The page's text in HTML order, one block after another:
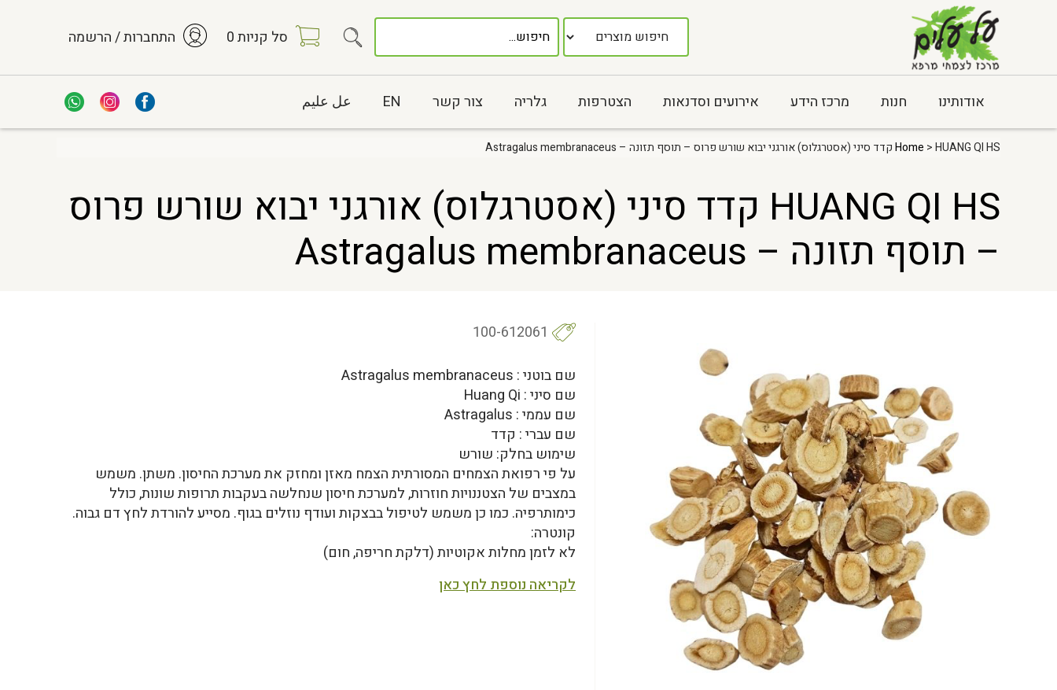
סל קניות0 התחברות / הרשמה
אודותינו חנות מרכז הידע אירועים וסדנאות הצטרפות גלריה צור קשר EN عل عليم
Home > HUANG QI HS קדד סיני (אסטרגלוס) אורגני יבוא שורש פרוס – תוסף תזונה – Astragalus membranaceus
HUANG QI HS קדד סיני (אסטרגלוס) אורגני יבוא שורש פרוס
– תוסף תזונה – Astragalus membranaceus
100-612061
שם בוטני : Astragalus membranaceus
שם סיני : Huang Qi
שם עממי : Astragalus
שם עברי : קדד
שימוש בחלק: שורש
על פי רפואת הצמחים המסורתית הצמח מאזן ומחזק את מערכת החיסון. משתן. משמש
במצבים של הצטננויות חוזרות, למערכת חיסון שנחלשה בעקבות תרופות שונות, כולל
כימותרפיה. כמו כן משמש לטיפול בבצקות ועודף נוזלים בגוף. מסייע להורדת לחץ דם גבוה.
קונטרה:
לא לזמן מחלות אקוטיות (דלקת חריפה, חום)
לקריאה נוספת לחץ כאן